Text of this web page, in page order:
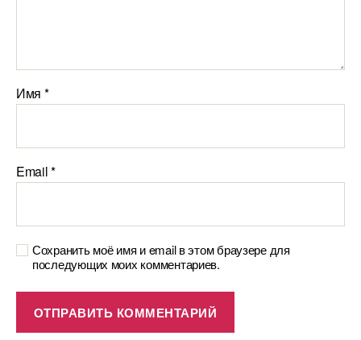
Имя *
Email*
Сохранить моё имя и email в этом браузере для
последующих моих комментариев.